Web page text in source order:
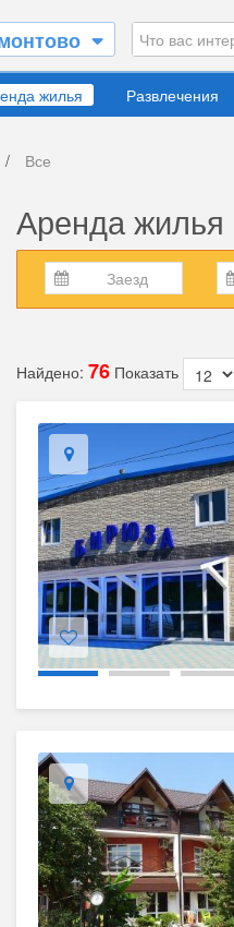
жилья Развлечения
/ Все
Аренда жилья
Найдено: 76 Показать